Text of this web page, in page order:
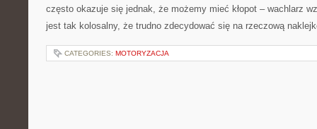
często okazuje się jednak, że możemy mieć kłopot – wachlarz
jest tak kolosalny, że trudno zdecydować się na rzeczową
CATEGORIES: MOTORYZACJA